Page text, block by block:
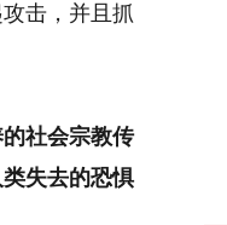
击，并且抓
社会宗教传
失去的恐惧